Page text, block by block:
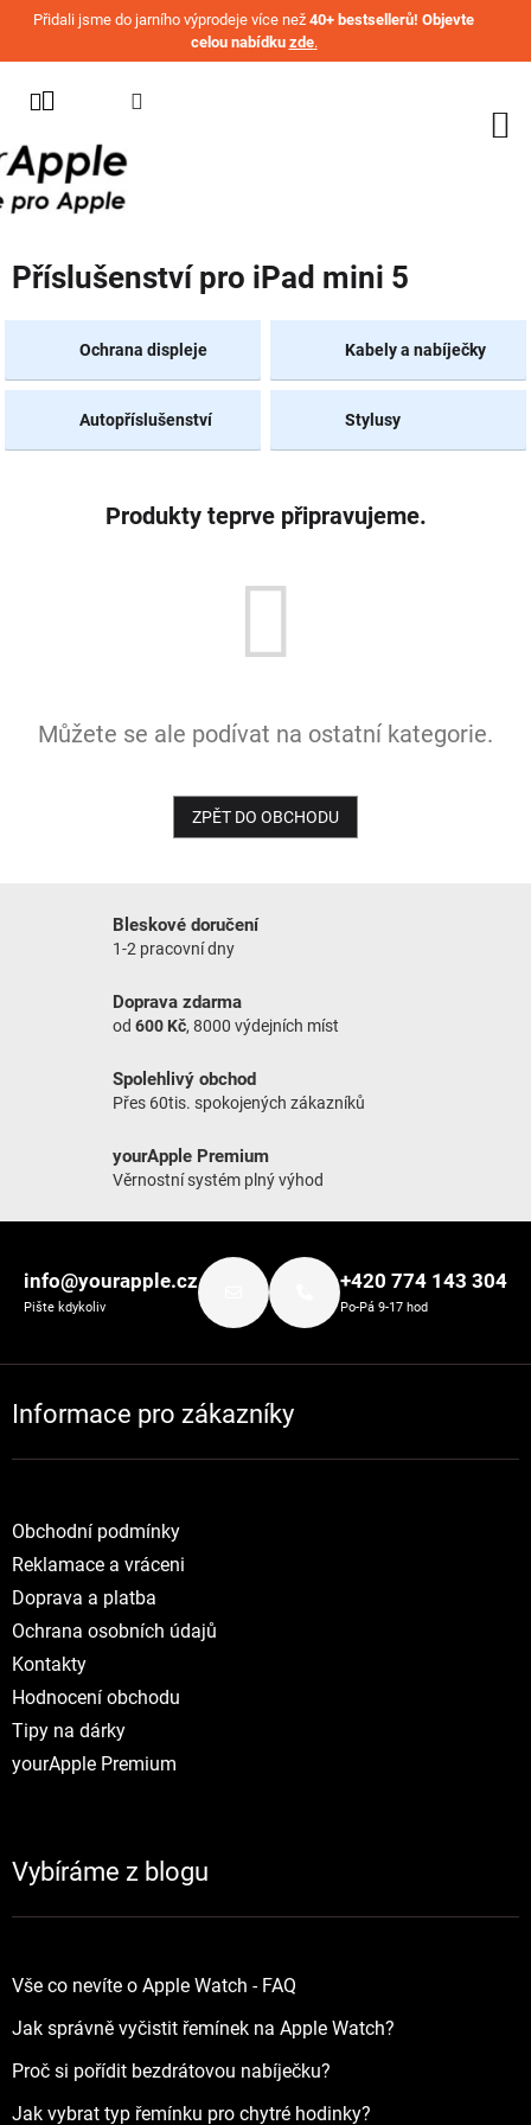
Přejít na obsah
Přidali jsme do jarního výprodeje více než 40+ bestsellerů! Objevte
celou nabídku zde.
IPHONE
MACBOOK
AIRPODS
AIRTAG
OSTATNÍ
Příslušenství pro iPad mini 5
Ochrana displeje Kabely a nabíječky
Autopříslušenství Stylusy
Produkty teprve připravujeme.
Můžete se ale podívat na ostatní kategorie.
ZPĚT DO OBCHODU
Bleskové doručení
1-2 pracovní dny
Doprava zdarma
od 600 Kč, 8000 výdejních míst
Spolehlivý obchod
Přes 60tis. spokojených zákazníků
yourApple Premium
Věrnostní systém plný výhod
info@yourapple.cz
Pište kdykoliv
+420 774 143 304
Po-Pá 9-17 hod
Informace pro zákazníky
Obchodní podmínky
Reklamace a vráceni
Doprava a platba
Ochrana osobních údajů
Kontakty
Hodnocení obchodu
Tipy na dárky
yourApple Premium
Vybíráme z blogu
Vše co nevíte o Apple Watch - FAQ
Jak správně vyčistit řemínek na Apple Watch?
Proč si pořídit bezdrátovou nabíječku?
Jak vybrat typ řemínku pro chytré hodinky?